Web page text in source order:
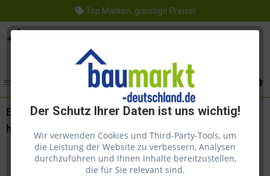
Top Marken, günstige Preise!
Der Schutz Ihrer Daten ist uns wichtig!
Wir verwenden Cookies und Third-Party-Tools, um
die Leistung der Website zu verbessern, Analysen
durchzuführen und Ihnen Inhalte bereitzustellen,
die für Sie relevant sind.
Echtholzfurnier mit Schmelzkleber 30cm Bambus
hochkant dunkel